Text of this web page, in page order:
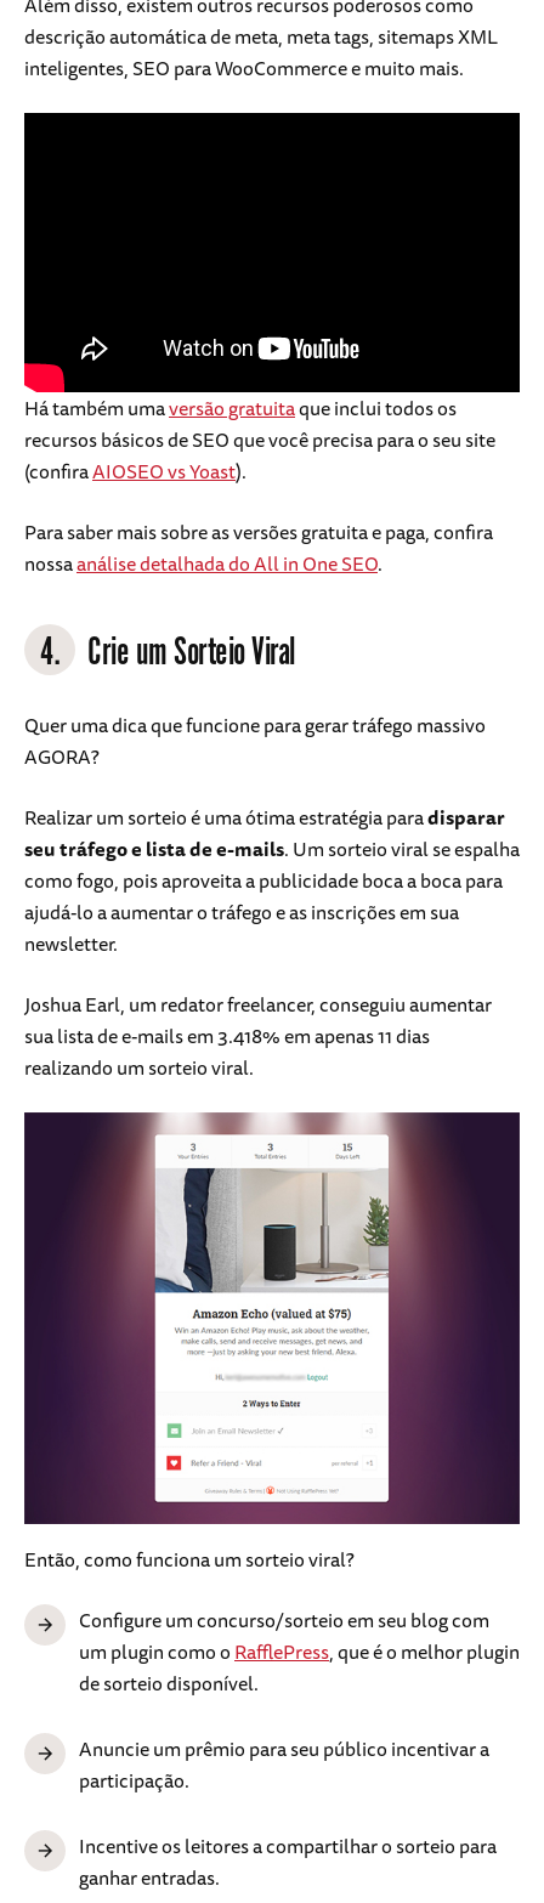
descrição automática de meta, meta tags, sitemaps XML
inteligentes, SEO para WooCommerce e muito mais.
Há também umaversão gratuitaque inclui todos os
recursos básicos de SEO que você precisa para o seu site
(confiraAIOSEO vs Yoast).
Para saber mais sobre as versões gratuita e paga, confira
nossaanálise detalhada do All in One SEO.
4. Crie um Sorteio Viral
Quer uma dica que funcione para gerar tráfego massivo
AGORA?
Realizar um sorteio é uma ótima estratégia paradisparar
seu tráfego e lista de e-mails. Um sorteio viral se espalha
como fogo, pois aproveita a publicidade boca a boca para
ajudá-lo a aumentar o tráfego e as inscrições em sua
newsletter.
Joshua Earl, um redator freelancer, conseguiu aumentar
sua lista de e-mails em 3.418% em apenas 11 dias
realizando um sorteio viral.
Então, como funciona um sorteio viral?
Configure um concurso/sorteio em seu blog com
um plugin como oRafflePress, que é o melhor plugin
de sorteio disponível.
Anuncie um prêmio para seu público incentivar a
participação.
Incentive os leitores a compartilhar o sorteio para
ganhar entradas.